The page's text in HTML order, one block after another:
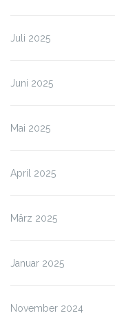
Juli 2025
Juni 2025
Mai 2025
April 2025
März 2025
Januar 2025
November 2024